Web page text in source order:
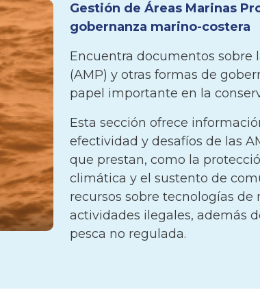
Gestión de Áreas Marinas
gobernanza marino-costera
Encuentra documentos sobre
(AMP) y otras formas de
papel importante en la
Esta sección ofrece
efectividad y desafíos de las
que prestan, como la
climática y el sustento de
recursos sobre tecnologías
actividades ilegales, además
pesca no regulada.